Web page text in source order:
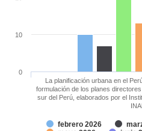
febrero 2026
formulación de los planes
sur del Perú, elaborados por el
0
10